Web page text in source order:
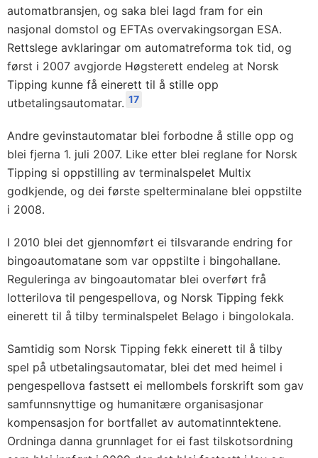
automatbransjen, og saka blei lagd fram for ein
nasjonal domstol og EFTAs overvakingsorgan ESA.
Rettslege avklaringar om automatreforma tok tid, og
først i 2007 avgjorde Høgsterett endeleg at Norsk
Tipping kunne få einerett til å stille opp
utbetalingsautomatar. 17
Andre gevinstautomatar blei forbodne å stille opp og
blei fjerna 1. juli 2007. Like etter blei reglane for Norsk
Tipping si oppstilling av terminalspelet Multix
godkjende, og dei første spelterminalane blei oppstilte
i 2008.
I 2010 blei det gjennomført ei tilsvarande endring for
bingoautomatane som var oppstilte i bingohallane.
Reguleringa av bingoautomatar blei overført frå
lotterilova til pengespellova, og Norsk Tipping fekk
einerett til å tilby terminalspelet Belago i bingolokala.
Samtidig som Norsk Tipping fekk einerett til å tilby
spel på utbetalingsautomatar, blei det med heimel i
pengespellova fastsett ei mellombels forskrift som gav
samfunnsnyttige og humanitære organisasjonar
kompensasjon for bortfallet av automatinntektene.
Ordninga danna grunnlaget for ei fast tilskotsordning